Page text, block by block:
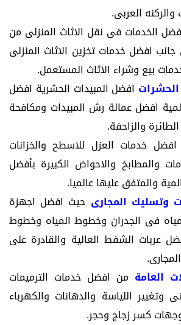
العربى.
الخدمات فى نقل الاثاث المنزلى من
افضل خدمات تخزين الاثاث المنزلى
بيع وشراء الاثاث المستعمل.
افضل المبيدات الحشرية افضل
افضل عمالة رش المبيدات ومكافحة
والزاحفة.
افضل خدمات العزل للاسطح والخزانات
والمطابخ والاحواض الكبيرة بأفضل
والمتفق عليها عالميا.
وتسليك المجارى حيث افضل اجهزة
فى الجدران وخطوط المياه وخطوط
عربات الشفط العالية والقادرة على
العامة من افضل خدمات الترميمات
وتغيير اللياسة والدهانات والكهرباء
كسر زجاج وحجر.